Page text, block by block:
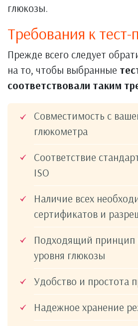
глюкозы.
Требования к
Прежде всего следует
на то, чтобы выбранные
соответствовали таким
Совместимость с
глюкометра
Соответствие
ISO
Наличие всех
сертификатов и
Подходящий принцип
уровня глюкозы
Удобство и простота
Надежное хранение